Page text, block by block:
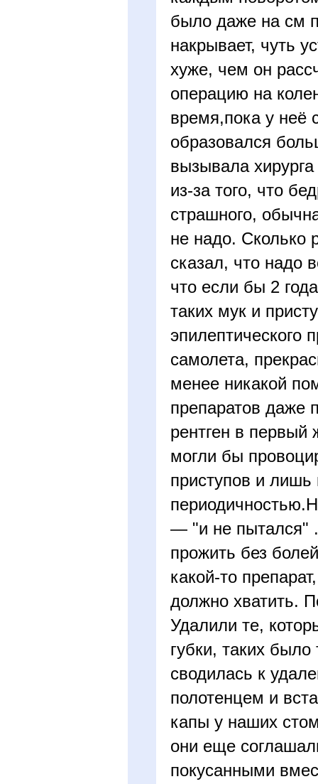
было даже на см
накрывает, чуть
хуже, чем он
операцию на
время,пока у неё
образовался
вызывала
из-за того, что
страшного,
не надо. Сколько
сказал, что надо
что если бы 2
таких мук и
эпилептического
самолета,
менее никакой
препаратов даже
рентген в первый
могли бы
приступов и лишь
— "и не пытался"
прожить без
какой-то
должно хватить.
Удалили те,
губки, таких
сводилась к
полотенцем и
капы у наших
они еще
покусанными